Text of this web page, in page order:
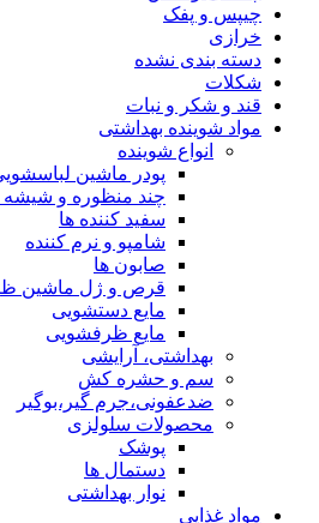
چیپس و پفک
خرازی
دسته بندی نشده
شکلات
قند و شکر و نبات
مواد شوینده بهداشتی
انواع شوینده
پودر ماشین
چند منظوره و
سفید کننده ها
شامپو و نرم کننده
صابون ها
قرص و ژل ماشین
مایع دستشویی
مایع ظرفشویی
بهداشتی، آرایشی
سم و حشره کش
ضدعفونی،جرم گیر،بوگیر
محصولات سلولزی
پوشک
دستمال ها
نوار بهداشتی
مواد غذایی